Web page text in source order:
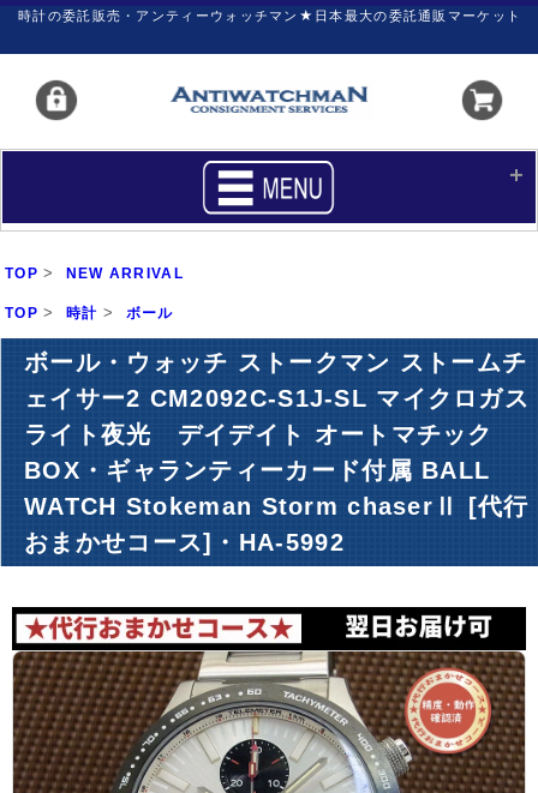
時計の委託販売・アンティーウォッチマン★日本最大の委託通販マーケット
買いたい
サポート マイページ
新着リスト 価格ダウン
価格の交渉 時計の修理
カレンダープライス ファイナルボックス
アーカイブ ブログ・特集記事
TOP > NEW ARRIVAL
TOP > 時計 > ボール
ボール・ウォッチ ストークマン ストームチ
ェイサー2 CM2092C-S1J-SL マイクロガス
ライト夜光 デイデイト オートマチック
BOX・ギャランティーカード付属 BALL
WATCH Stokeman Storm chaserⅡ [代行
おまかせコース]・HA-5992